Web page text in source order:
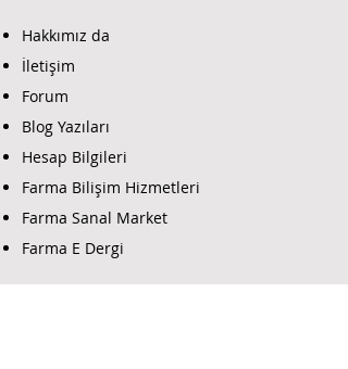
Hakkımız da
İletişim
Forum
Blog Yazıları
Hesap Bilgileri
Farma Bilişim Hizmetleri
Farma Sanal Market
Farma E Dergi
Farma E-Ticaret